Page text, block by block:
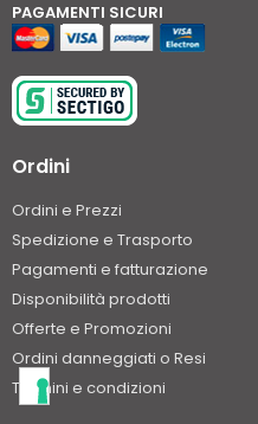
PAGAMENTI SICURI
Ordini
Ordini e Prezzi
Spedizione e Trasporto
Pagamenti e fatturazione
Disponibilità prodotti
Offerte e Promozioni
Ordini danneggiati o Resi
Termini e condizioni